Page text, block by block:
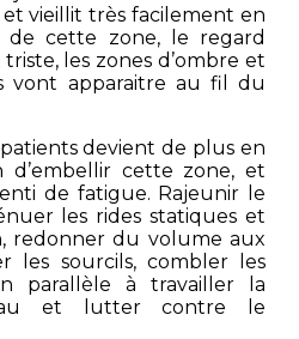
vieillit très facilement en
de cette zone, le regard
les zones d’ombre et
vont apparaitre au fil du
devient de plus en
d’embellir cette zone, et
de fatigue. Rajeunir le
les rides statiques et
redonner du volume aux
les sourcils, combler les
parallèle à travailler la
et lutter contre le